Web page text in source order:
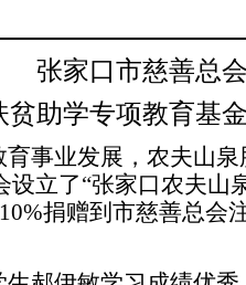
张家口市慈善总
贫助学专项教育基
事业发展，农夫山
设立了“张家口农夫山
10%捐赠到市慈善总会